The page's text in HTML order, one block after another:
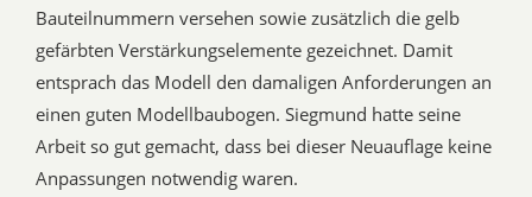
Bauteilnummern versehen sowie zusätzlich die gelb
gefärbten Verstärkungselemente gezeichnet. Damit
entsprach das Modell den damaligen Anforderungen an
einen guten Modellbaubogen. Siegmund hatte seine
Arbeit so gut gemacht, dass bei dieser Neuauflage keine
Anpassungen notwendig waren.